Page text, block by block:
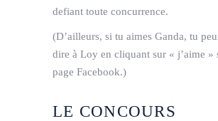
defiant toute concurrence.
(D’ailleurs, si tu aimes Ganda, tu
dire à Loy en cliquant sur « j’aime »
page Facebook.)
LE CONCOURS